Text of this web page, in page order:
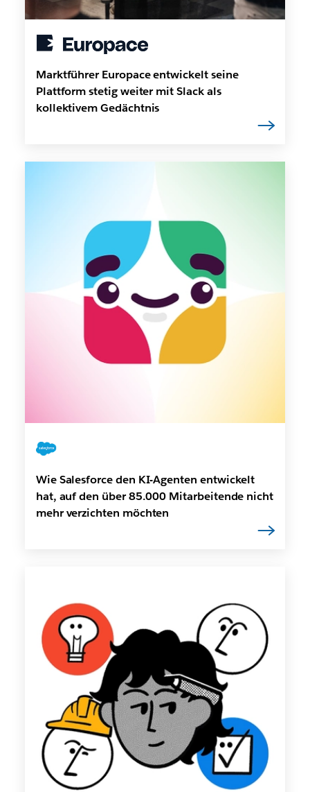
Marktführer Europace entwickelt seine
Plattform stetig weiter mit Slack als
kollektivem Gedächtnis
Wie Salesforce den KI-Agenten entwickelt
hat, auf den über 85.000 Mitarbeitende nicht
mehr verzichten möchten